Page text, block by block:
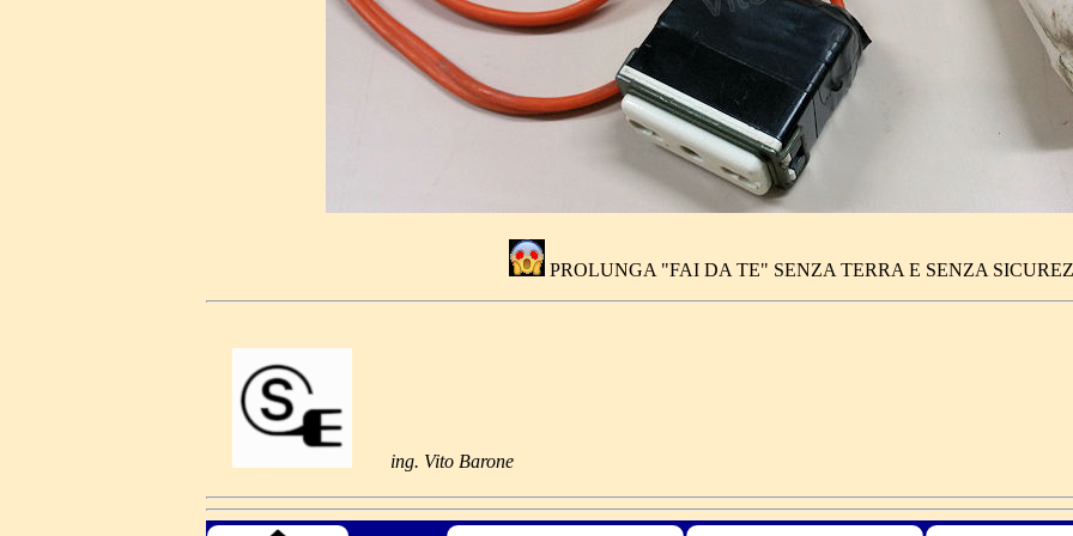
PROLUNGA "FAI DA TE" SENZA TERRA E SENZA
ing. Vito Barone